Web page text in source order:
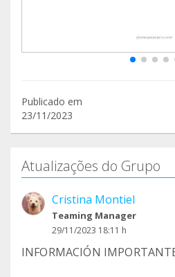
Publicado em
23/11/2023
Atualizações do Grupo
Cristina Montiel
Teaming Manager
29/11/2023 18:11 h
INFORMACIÓN